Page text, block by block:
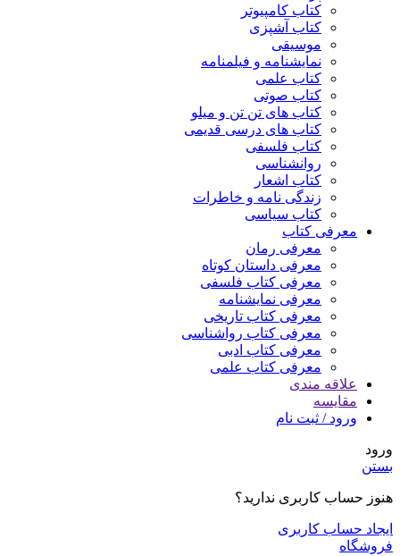
کتاب کامپیوتر
کتاب آشپزی
موسیقی
نمایشنامه و فیلمنامه
کتاب علمی
کتاب صوتی
کتاب های تن تن و میلو
کتاب های درسی قدیمی
کتاب فلسفی
روانشناسی
کتاب اشعار
زندگی نامه و خاطرات
کتاب سیاسی
معرفی کتاب
معرفی رمان
معرفی داستان کوتاه
معرفی کتاب فلسفی
معرفی نمایشنامه
معرفی کتاب تاریخی
معرفی کتاب رواشناسی
معرفی کتاب ادبی
معرفی کتاب علمی
علاقه مندی
مقایسه
ورود / ثبت نام
ورود
بستن
هنوز حساب کاربری ندارید؟
ایجاد حساب کاربری
فروشگاه